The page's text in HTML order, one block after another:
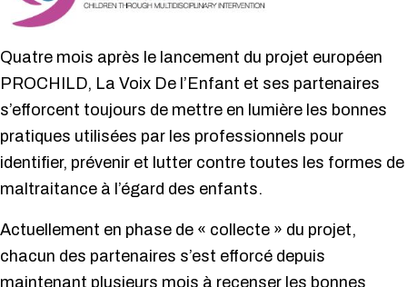
Quatre mois après le lancement du projet européen
PROCHILD, La Voix De l’Enfant et ses partenaires
s’efforcent toujours de mettre en lumière les bonnes
pratiques utilisées par les professionnels pour
identifier, prévenir et lutter contre toutes les formes de
maltraitance à l’égard des enfants.
Actuellement en phase de « collecte » du projet,
chacun des partenaires s’est efforcé depuis
maintenant plusieurs mois à recenser les bonnes